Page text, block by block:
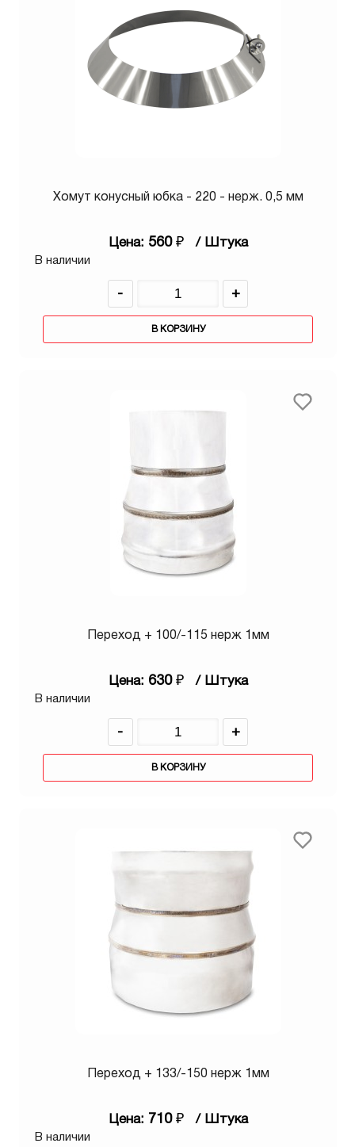
Хомут конусный юбка - 220 - нерж. 0,5 мм
Цена: 560 ₽ / Штука
В наличии
- +
В КОРЗИНУ
Переход + 100/-115 нерж 1мм
Цена: 630 ₽ / Штука
В наличии
- +
В КОРЗИНУ
Переход + 133/-150 нерж 1мм
Цена: 710 ₽ / Штука
В наличии